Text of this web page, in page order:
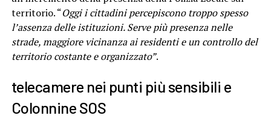
territorio. “Oggi i cittadini percepiscono troppo spesso
l’assenza delle istituzioni. Serve più presenza nelle
strade, maggiore vicinanza ai residenti e un controllo del
territorio costante e organizzato”.
telecamere nei punti più sensibili e
Colonnine SOS